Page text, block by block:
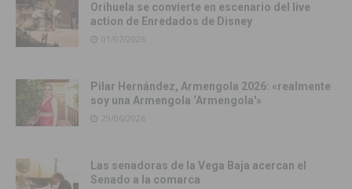
Orihuela se convierte en escenario del live
action de Enredados de Disney
01/07/2026
Pilar Hernández, Armengola 2026: «realmente
soy una Armengola ‘Armengola'»
29/06/2026
Las senadoras de la Vega Baja acercan el
Senado a la comarca